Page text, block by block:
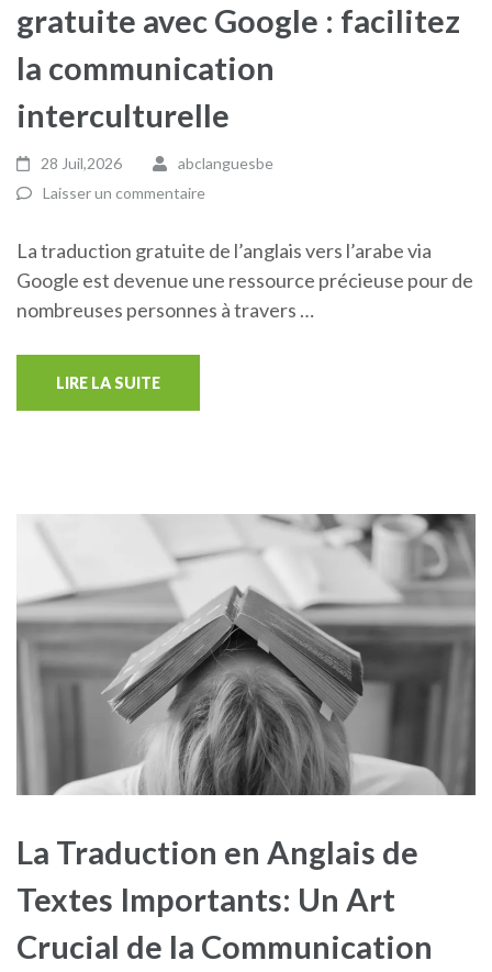
gratuite avec Google : facilitez
la communication
interculturelle
28 Juil,2026
abclanguesbe
Laisser un commentaire
La traduction gratuite de l’anglais vers l’arabe via
Google est devenue une ressource précieuse pour de
nombreuses personnes à travers …
LIRE LA SUITE
La Traduction en Anglais de
Textes Importants: Un Art
Crucial de la Communication